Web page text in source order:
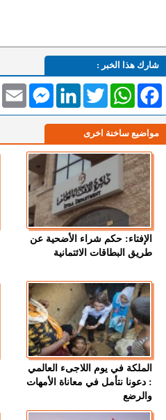
شارك هذا الخبر :
Email
MessengerLinkedInTwitterWhatsAppFacebook
مواضيع ساخنة اخرى
الإفتاء: حكم شراء الأضحية عن
طريق البطاقات الائتمانية
الملكة في يوم اللاجىء العالمي
: دعونا نتأمل في معاناة الأمهات
والرضع